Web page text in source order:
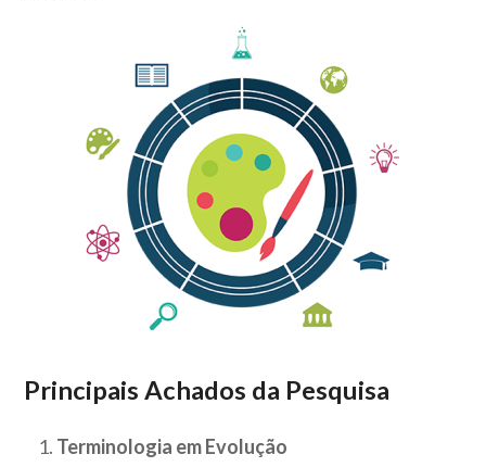
Principais Achados da Pesquisa
Terminologia em Evolução